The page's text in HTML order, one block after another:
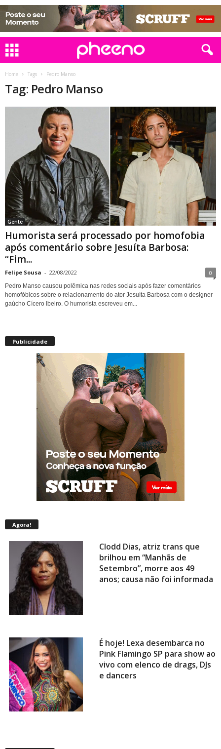
Home Tags Pedro Manso
Tag: Pedro Manso
Gente
Humorista será processado por homofobia
após comentário sobre Jesuíta Barbosa:
“Fim...
Felipe Sousa - 22/08/2022 0
Pedro Manso causou polêmica nas redes sociais após fazer comentários
homofóbicos sobre o relacionamento do ator Jesuíta Barbosa com o designer
gaúcho Cícero Ibeiro. O humorista escreveu em...
Publicidade
Agora!
Clodd Dias, atriz trans que
brilhou em “Manhãs de
Setembro”, morre aos 49
anos; causa não foi informada
É hoje! Lexa desembarca no
Pink Flamingo SP para show ao
vivo com elenco de drags, DJs
e dancers